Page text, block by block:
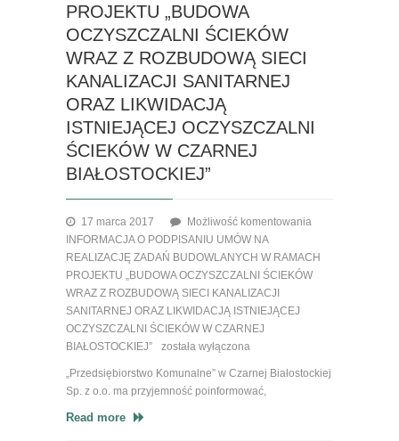
PROJEKTU „BUDOWA
OCZYSZCZALNI ŚCIEKÓW
WRAZ Z ROZBUDOWĄ SIECI
KANALIZACJI SANITARNEJ
ORAZ LIKWIDACJĄ
ISTNIEJĄCEJ OCZYSZCZALNI
ŚCIEKÓW W CZARNEJ
BIAŁOSTOCKIEJ”
17 marca 2017
Możliwość komentowania
INFORMACJA O PODPISANIU UMÓW NA
REALIZACJĘ ZADAŃ BUDOWLANYCH W RAMACH
PROJEKTU „BUDOWA OCZYSZCZALNI ŚCIEKÓW
WRAZ Z ROZBUDOWĄ SIECI KANALIZACJI
SANITARNEJ ORAZ LIKWIDACJĄ ISTNIEJĄCEJ
OCZYSZCZALNI ŚCIEKÓW W CZARNEJ
BIAŁOSTOCKIEJ”
została wyłączona
„Przedsiębiorstwo Komunalne” w Czarnej Białostockiej
Sp. z o.o. ma przyjemność poinformować,
Read more